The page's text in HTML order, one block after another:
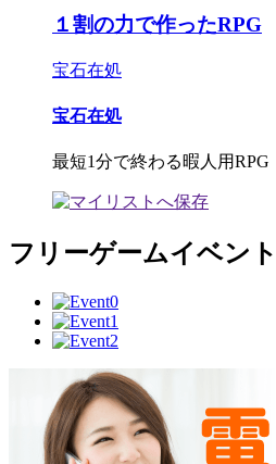
１割の力で作ったRPG
宝石在処
宝石在処
最短1分で終わる暇人用RPG
フリーゲームイベン